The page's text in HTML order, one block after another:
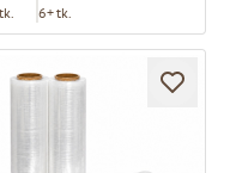
6+ tk.